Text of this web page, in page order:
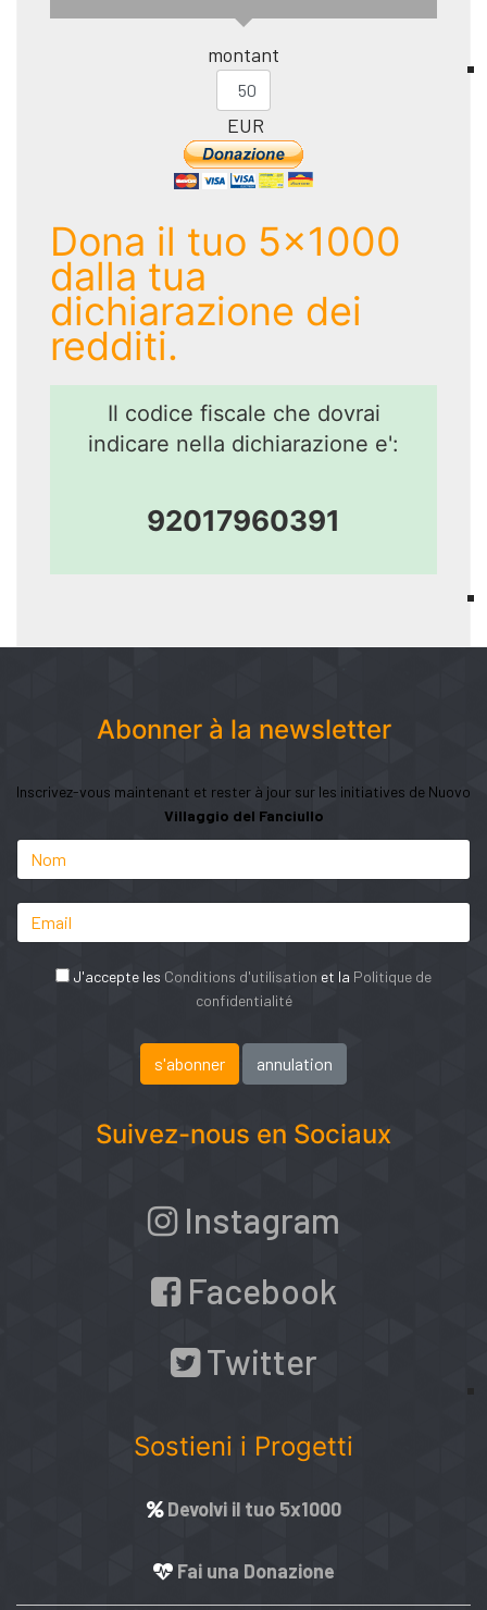
montant
EUR
Dona il tuo 5x1000
dalla tua
dichiarazione dei
redditi.
Il codice fiscale che dovrai
indicare nella dichiarazione e':
92017960391
Abonner à la newsletter
Inscrivez-vous maintenant et rester à jour sur les initiatives de Nuovo
Villaggio del Fanciullo
J'accepte les Conditions d'utilisation et la Politique de
confidentialité
Suivez-nous en Sociaux
Instagram
Facebook
Twitter
Sostieni i Progetti
Devolvi il tuo 5x1000
Fai una Donazione